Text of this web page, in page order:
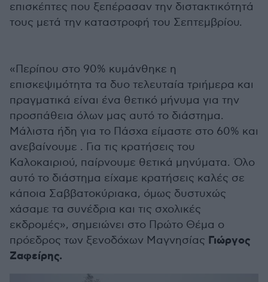
επισκέπτες που ξεπέρασαν την διστακτικότητά
τους μετά την καταστροφή του Σεπτεμβρίου.
«Περίπου στο 90% κυμάνθηκε η
επισκεψιμότητα τα δυο τελευταία τριήμερα και
πραγματικά είναι ένα θετικό μήνυμα για την
προσπάθεια όλων μας αυτό το διάστημα.
Μάλιστα ήδη για το Πάσχα είμαστε στο 60% και
ανεβαίνουμε . Για τις κρατήσεις του
Καλοκαιριού, παίρνουμε θετικά μηνύματα. Όλο
αυτό το διάστημα είχαμε κρατήσεις καλές σε
κάποια Σαββατοκύριακα, όμως δυστυχώς
χάσαμε τα συνέδρια και τις σχολικές
εκδρομές», σημειώνει στο Πρώτο Θέμα ο
πρόεδρος των ξενοδόχων Μαγνησίας Γιώργος
Ζαφείρης.